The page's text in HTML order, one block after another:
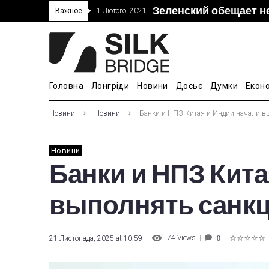
Важное 1 Лютого, 2021 Зеленский обещает
Прошло 5-тое
“Дочка” Beijing
В Украине ввели
Головна Лонгріди Новини Досьє Думки
Новини Новини Банки и НПЗ Китая и Индии начали
Новини
Банки и НПЗ
выполнять
21 Листопада, 2025 at 10:59 74 Views 0